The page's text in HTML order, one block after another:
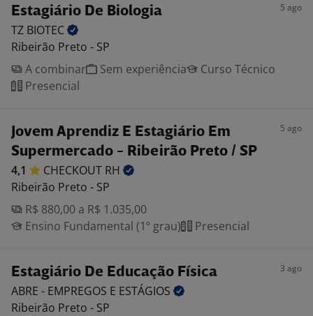
Estagiário De Biologia 5 ago
TZ BIOTEC
Ribeirão Preto - SP
A combinar
Sem experiência
Curso Técnico
Presencial
Jovem Aprendiz E Estagiário Em
Supermercado - Ribeirão Preto / SP
5 ago
4,1 CHECKOUT RH
Ribeirão Preto - SP
R$ 880,00 a R$ 1.035,00
Ensino Fundamental (1º grau)
Presencial
Estagiário De Educação Física 3 ago
ABRE - EMPREGOS E ESTÁGIOS
Ribeirão Preto - SP